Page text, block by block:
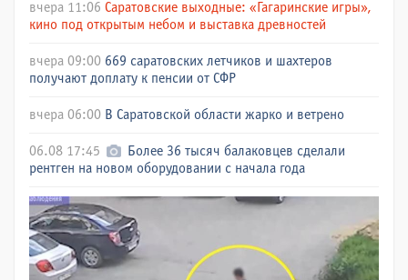
вчера 11:06 Саратовские выходные: «Гагаринские игры»,
кино под открытым небом и выставка древностей
вчера 09:00 669 саратовских летчиков и шахтеров
получают доплату к пенсии от СФР
вчера 06:00 В Саратовской области жарко и ветрено
06.08 17:45
Более 36 тысяч балаковцев сделали
рентген на новом оборудовании с начала года